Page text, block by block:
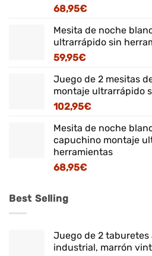
68,95€
Mesita de noche
ultrarrápido sin
59,95€
Juego de 2 mesitas
montaje ultrarrápido
102,95€
Mesita de noche
capuchino montaje
herramientas
68,95€
Best Selling
Juego de 2
industrial, marrón